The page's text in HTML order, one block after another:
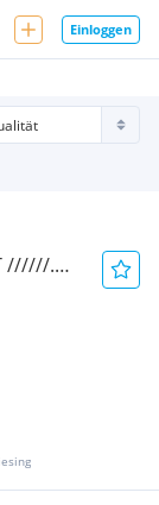
Einloggen
//////.